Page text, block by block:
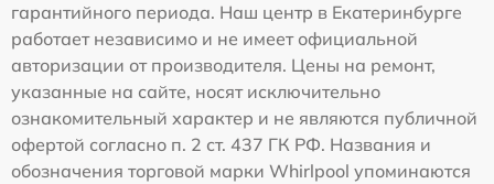
гарантийного периода. Наш центр в Екатеринбурге
работает независимо и не имеет официальной
авторизации от производителя. Цены на ремонт,
указанные на сайте, носят исключительно
ознакомительный характер и не являются публичной
офертой согласно п. 2 ст. 437 ГК РФ. Названия и
обозначения торговой марки Whirlpool упоминаются